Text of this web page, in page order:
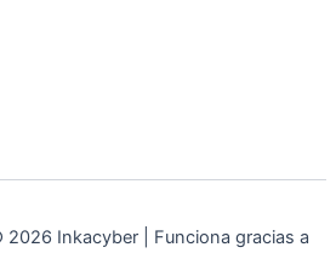
Inkacyber | Funciona gracias a